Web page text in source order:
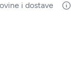
i dostave